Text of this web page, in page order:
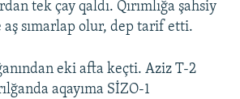
tek çay qaldı. Qırımlığa şahsiy
aş sımarlap olur, dep tarif etti.
eki afta keçti. Aziz T-2
aqayıma SİZO-1